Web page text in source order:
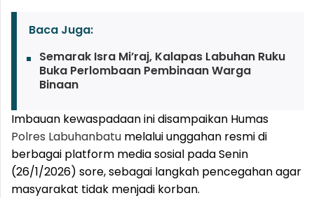
Baca Juga:
Semarak Isra Mi’raj, Kalapas Labuhan Ruku
Buka Perlombaan Pembinaan Warga
Binaan
Imbauan kewaspadaan ini disampaikan Humas
Polres Labuhanbatu melalui unggahan resmi di
berbagai platform media sosial pada Senin
(26/1/2026) sore, sebagai langkah pencegahan agar
masyarakat tidak menjadi korban.